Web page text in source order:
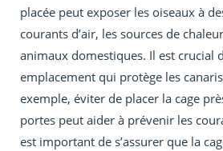
placée peut exposer les oiseaux à
courants d’air, les sources de
animaux domestiques. Il est crucial
emplacement qui protège les
exemple, éviter de placer la cage
portes peut aider à prévenir les
est important de s’assurer que la